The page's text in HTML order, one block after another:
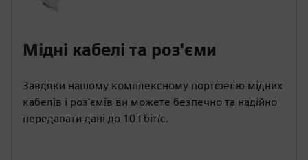
Мідні кабелі та роз'єми
Завдяки нашому комплексному портфелю мідних
кабелів і роз'ємів ви можете безпечно та надійно
передавати дані до 10 Гбіт/с.